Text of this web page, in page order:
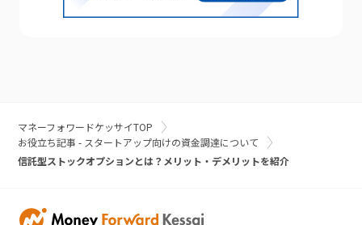
マネーフォワードケッサイTOP
お役立ち記事 - スタートアップ向けの資金調達について
信託型ストックオプションとは？メリット・デメリットを紹介